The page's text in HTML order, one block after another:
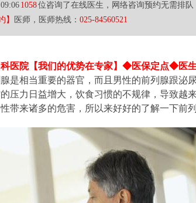
1058位咨询了在线医生，网络咨询预约无需排
】 医师，医师热线： 025-84560521
医院【我们的优势在专家】 ◆医保定点◆医
是相当重要的器官，而且男性的前列腺跟泌
压力日益增大，饮食习惯的不规律，导致越
带来诸多的危害，所以来好好的了解一下前